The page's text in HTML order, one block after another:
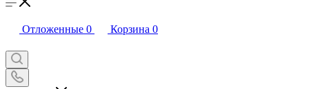
Отложенные 0 Корзина 0